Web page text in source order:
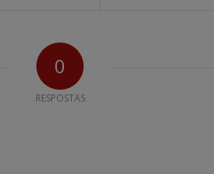
0
RESPOSTAS